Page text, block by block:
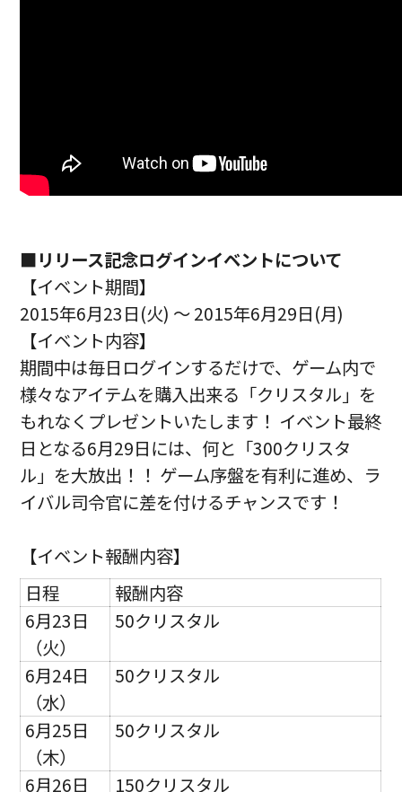
■リリース記念ログインイベントについて
【イベント期間】
2015年6月23日(火) 〜 2015年6月29日(月)
【イベント内容】
期間中は毎日ログインするだけで、ゲーム内で
様々なアイテムを購入出来る「クリスタル」を
もれなくプレゼントいたします！ イベント最終
日となる6月29日には、何と「300クリスタ
ル」を大放出！！ ゲーム序盤を有利に進め、ラ
イバル司令官に差を付けるチャンスです！
【イベント報酬内容】
日程
報酬内容
6月23日
（火）
50クリスタル
6月24日
（水）
50クリスタル
6月25日
（木）
50クリスタル
6月26日
150クリスタル